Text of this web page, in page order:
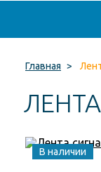
Главная >
В наличии